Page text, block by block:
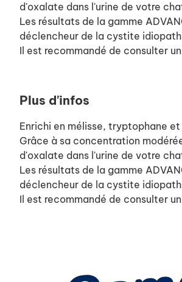
d'oxalate dans l'urine de votre
Les résultats de la gamme
déclencheur de la cystite
Il est recommandé de consulter
Plus d'infos
Enrichi en mélisse, tryptophane
Grâce à sa concentration
d'oxalate dans l'urine de votre
Les résultats de la gamme
déclencheur de la cystite
Il est recommandé de consulter